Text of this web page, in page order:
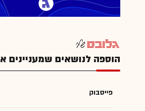
הוספה לנושאים שמעניינים
פייסבוק